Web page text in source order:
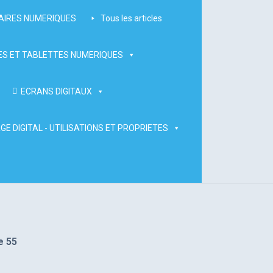
NUMERIQUES Tous les articles
ET TABLETTES NUMERIQUES
ECRANS DIGITAUX
DIGITAL - UTILISATIONS ET PROPRIETES
55